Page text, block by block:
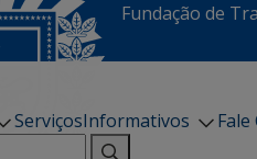
Fundação de
ServiçosInformativos
Fale